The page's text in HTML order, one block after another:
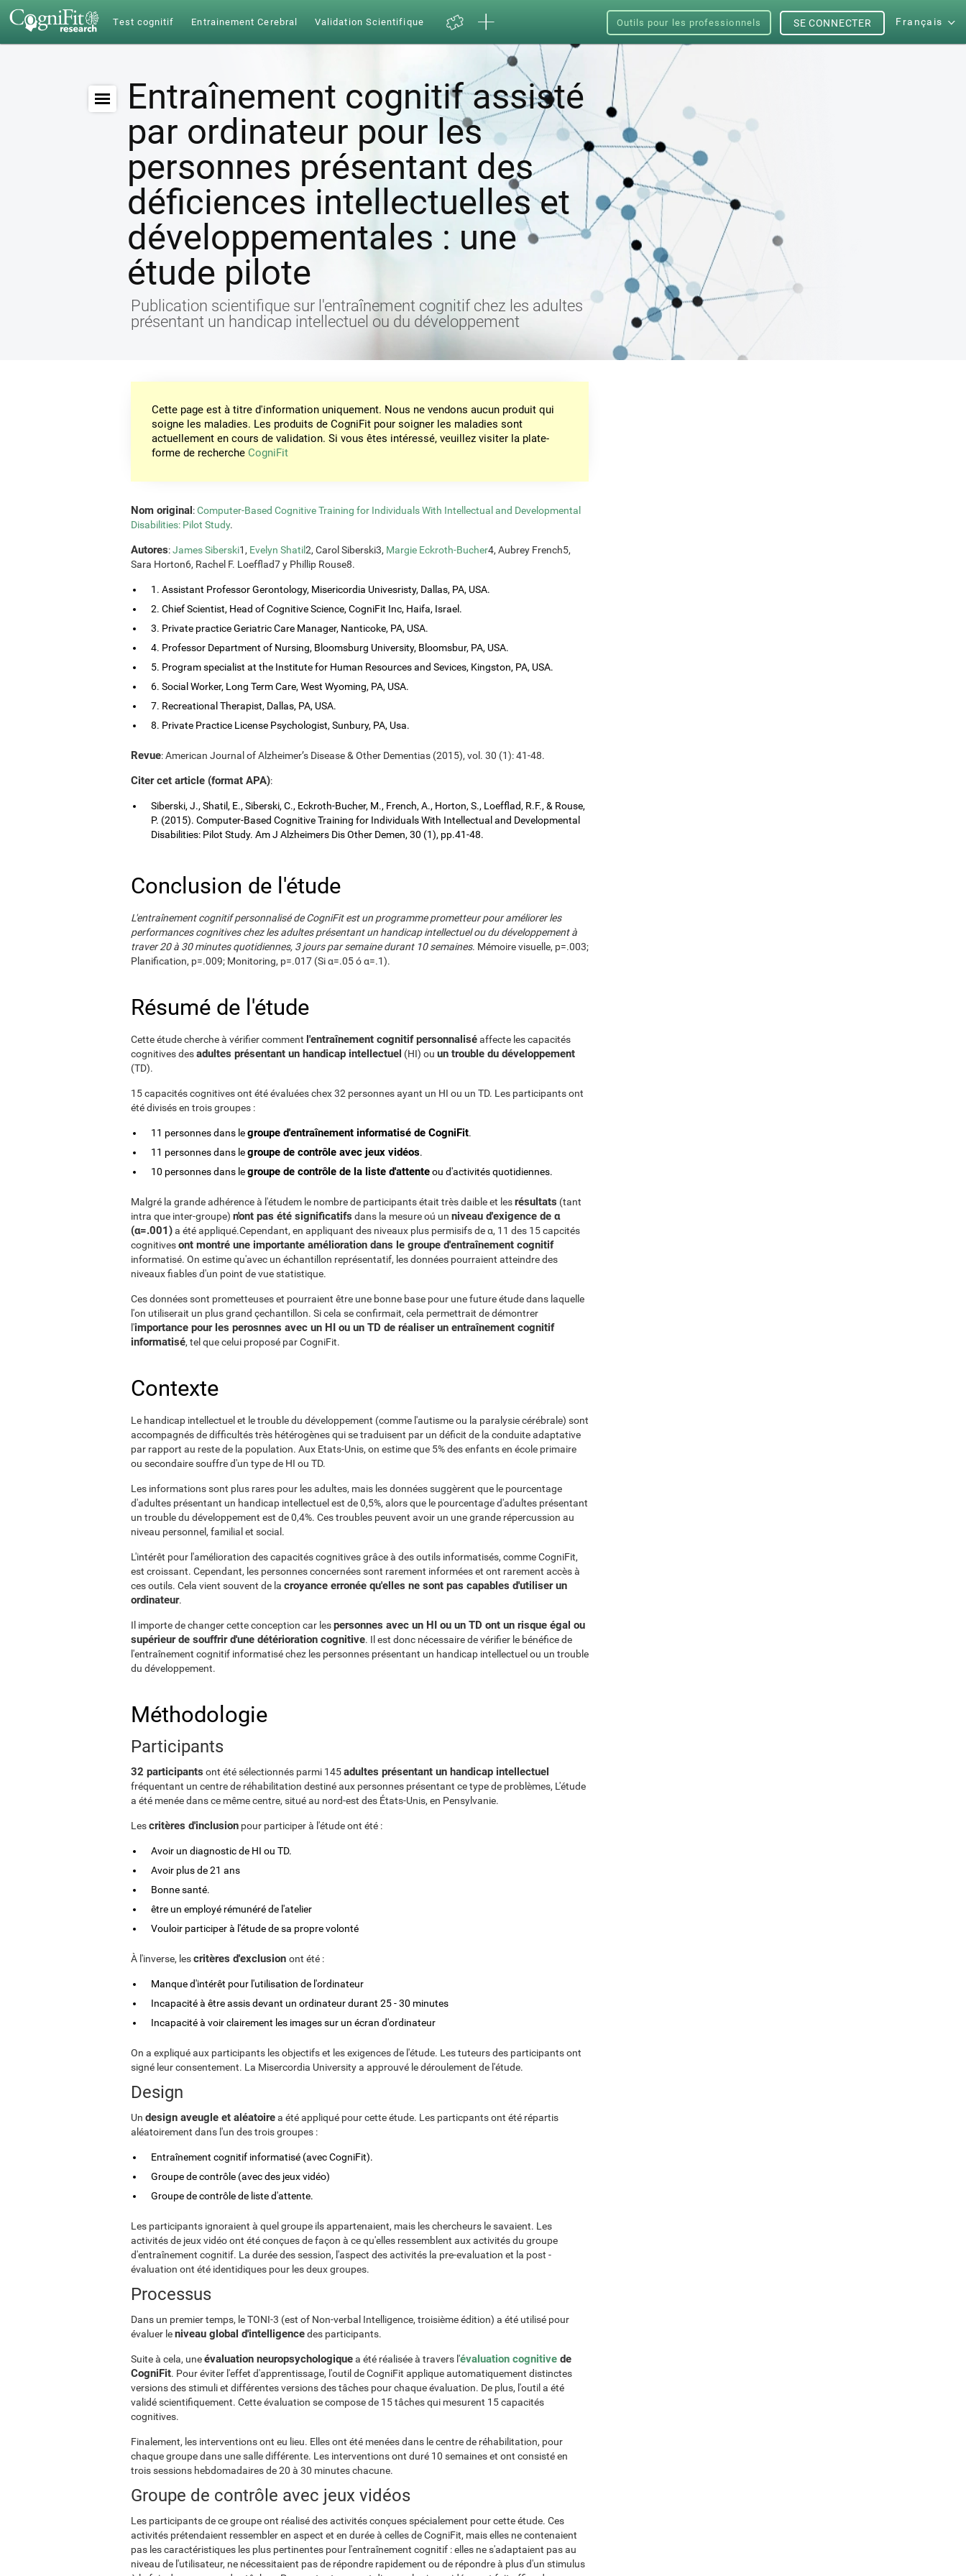
Test cognitif Entrainement Cerebral Validation Scientifique Outils pour les professionnels Français
SE CONNECTER
Entraînement cognitif assisté
par ordinateur pour les
personnes présentant des
déficiences intellectuelles et
développementales : une
étude pilote
Publication scientifique sur l'entraînement cognitif chez les adultes
présentant un handicap intellectuel ou du développement
Cette page est à titre d'information uniquement. Nous ne vendons aucun produit qui
soigne les maladies. Les produits de CogniFit pour soigner les maladies sont
actuellement en cours de validation. Si vous êtes intéressé, veuillez visiter la plate-
forme de recherche CogniFit
Nom original:Computer-Based Cognitive Training for Individuals With Intellectual and Developmental
Disabilities: Pilot Study.
Autores:James Siberski1, Evelyn Shatil2, Carol Siberski3, Margie Eckroth-Bucher4, Aubrey French5,
Sara Horton6, Rachel F. Loefflad7 y Phillip Rouse8.
1. Assistant Professor Gerontology, Misericordia Univesristy, Dallas, PA, USA.
2. Chief Scientist, Head of Cognitive Science, CogniFit Inc, Haifa, Israel.
3. Private practice Geriatric Care Manager, Nanticoke, PA, USA.
4. Professor Department of Nursing, Bloomsburg University, Bloomsbur, PA, USA.
5. Program specialist at the Institute for Human Resources and Sevices, Kingston, PA, USA.
6. Social Worker, Long Term Care, West Wyoming, PA, USA.
7. Recreational Therapist, Dallas, PA, USA.
8. Private Practice License Psychologist, Sunbury, PA, Usa.
Revue: American Journal of Alzheimer’s Disease & Other Dementias (2015), vol. 30 (1): 41-48.
Citer cet article (format APA):
Siberski, J., Shatil, E., Siberski, C., Eckroth-Bucher, M., French, A., Horton, S., Loefflad, R.F., & Rouse,
P. (2015). Computer-Based Cognitive Training for Individuals With Intellectual and Developmental
Disabilities: Pilot Study. Am J Alzheimers Dis Other Demen, 30 (1), pp.41-48.
Conclusion de l'étude
L'entraînement cognitif personnalisé de CogniFit est un programme prometteur pour améliorer les
performances cognitives chez les adultes présentant un handicap intellectuel ou du développement à
traver 20 à 30 minutes quotidiennes, 3 jours par semaine durant 10 semaines. Mémoire visuelle, p=.003;
Planification, p=.009; Monitoring, p=.017 (Si α=.05 ó α=.1).
Résumé de l'étude
Cette étude cherche à vérifier comment l'entraînement cognitif personnaliséaffecte les capacités
cognitives desadultes présentant un handicap intellectuel (HI) ou un trouble du développement
(TD).
15 capacités cognitives ont été évaluées chex 32 personnes ayant un HI ou un TD. Les participants ont
été divisés en trois groupes :
11 personnes dans legroupe d'entraînement informatisé de CogniFit.
11 personnes dans legroupe de contrôle avec jeux vidéos.
10 personnes dans legroupe de contrôle de la liste d'attenteou d'activités quotidiennes.
Malgré la grande adhérence à l'étudem le nombre de participants était très daible et lesrésultats (tant
intra que inter-groupe) n'ont pas été significatifs dans la mesure oú un niveau d'exigence de α
(α=.001)a été appliqué.Cependant, en appliquant des niveaux plus permisifs de α, 11 des 15 capcités
cognitivesont montré une importante amélioration dans le groupe d'entraînement cognitif
informatisé. On estime qu'avec un échantillon représentatif, les données pourraient atteindre des
niveaux fiables d'un point de vue statistique.
Ces données sont prometteuses et pourraient être une bonne base pour une future étude dans laquelle
l'on utiliserait un plus grand çechantillon. Si cela se confirmait, cela permettrait de démontrer
l'importance pour les perosnnes avec un HI ou un TD de réaliser un entraînement cognitif
informatisé, tel que celui proposé par CogniFit.
Contexte
Le handicap intellectuel et le trouble du développement (comme l'autisme ou la paralysie cérébrale) sont
accompagnés de difficultés très hétérogènes qui se traduisent par un déficit de la conduite adaptative
par rapport au reste de la population. Aux Etats-Unis, on estime que 5% des enfants en école primaire
ou secondaire souffre d'un type de HI ou TD.
Les informations sont plus rares pour les adultes, mais les données suggèrent que le pourcentage
d'adultes présentant un handicap intellectuel est de 0,5%, alors que le pourcentage d'adultes présentant
un trouble du développement est de 0,4%. Ces troubles peuvent avoir un une grande répercussion au
niveau personnel, familial et social.
L'intérêt pour l'amélioration des capacités cognitives grâce à des outils informatisés, comme CogniFit,
est croissant. Cependant, les personnes concernées sont rarement informées et ont rarement accès à
ces outils. Cela vient souvent de la croyance erronée qu'elles ne sont pas capables d'utiliser un
ordinateur.
Il importe de changer cette conception car lespersonnes avec un HI ou un TD ont un risque égal ou
supérieur de souffrir d'une détérioration cognitive. Il est donc nécessaire de vérifier le bénéfice de
l'entraînement cognitif informatisé chez les personnes présentant un handicap intellectuel ou un trouble
du développement.
Méthodologie
Participants
32 participants ont été sélectionnés parmi 145adultes présentant un handicap intellectuel
fréquentant un centre de réhabilitation destiné aux personnes présentant ce type de problèmes, L'étude
a été menée dans ce même centre, situé au nord-est des États-Unis, en Pensylvanie.
Lescritères d'inclusion pour participer à l'étude ont été :
Avoir un diagnostic de HI ou TD.
Avoir plus de 21 ans
Bonne santé.
être un employé rémunéré de l'atelier
Vouloir participer à l'étude de sa propre volonté
À l'inverse, lescritères d'exclusion ont été :
Manque d'intérêt pour l'utilisation de l'ordinateur
Incapacité à être assis devant un ordinateur durant 25 - 30 minutes
Incapacité à voir clairement les images sur un écran d'ordinateur
On a expliqué aux participants les objectifs et les exigences de l'étude. Les tuteurs des participants ont
signé leur consentement. La Misercordia University a approuvé le déroulement de l'étude.
Design
Un design aveugle et aléatoirea été appliqué pour cette étude. Les particpants ont été répartis
aléatoirement dans l'un des trois groupes :
Entraînement cognitif informatisé (avec CogniFit).
Groupe de contrôle (avec des jeux vidéo)
Groupe de contrôle de liste d'attente.
Les participants ignoraient à quel groupe ils appartenaient, mais les chercheurs le savaient. Les
activités de jeux vidéo ont été conçues de façon à ce qu'elles ressemblent aux activités du groupe
d'entraînement cognitif. La durée des session, l'aspect des activités la pre-evaluation et la post -
évaluation ont été identidiques pour les deux groupes.
Processus
Dans un premier temps, le TONI-3 (est of Non-verbal Intelligence, troisième édition) a été utilisé pour
évaluer leniveau global d'intelligencedes participants.
Suite à cela, uneévaluation neuropsychologiquea été réalisée à travers l'évaluation cognitive de
CogniFit. Pour éviter l'effet d'apprentissage, l'outil de CogniFit applique automatiquement distinctes
versions des stimuli et différentes versions des tâches pour chaque évaluation. De plus, l'outil a été
validé scientifiquement. Cette évaluation se compose de 15 tâches qui mesurent 15 capacités
cognitives.
Finalement, les interventions ont eu lieu. Elles ont été menées dans le centre de réhabilitation, pour
chaque groupe dans une salle différente. Les interventions ont duré 10 semaines et ont consisté en
trois sessions hebdomadaires de 20 à 30 minutes chacune.
Groupe de contrôle avec jeux vidéos
Les participants de ce groupe ont réalisé des activités conçues spécialement pour cette étude. Ces
activités prétendaient ressembler en aspect et en durée à celles de CogniFit, mais elles ne contenaient
pas les caractéristiques les plus pertinentes pour l'entraînement cognitif : elles ne s'adaptaient pas au
niveau de l'utilisateur, ne nécessitaient pas de répondre rapidement ou de répondre à plus d'un stimulus